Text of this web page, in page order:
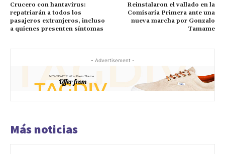
Crucero con hantavirus:
repatriarán a todos los
pasajeros extranjeros, incluso
a quienes presenten síntomas
Reinstalaron el vallado en la
Comisaría Primera ante una
nueva marcha por Gonzalo
Tamame
- Advertisement -
Más noticias